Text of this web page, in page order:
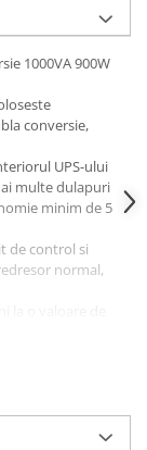
1000VA 900W
conversie,
UPS-ului
multe dulapuri
minim de 5
de control si
normal,
baterii chiar si
de intrare
conformitate cu